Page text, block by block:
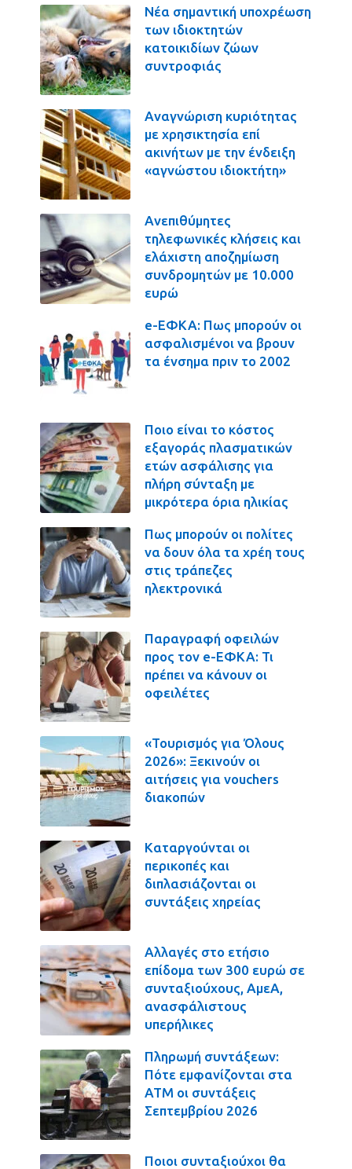
Νέα σημαντική υποχρέωση
των ιδιοκτητών
κατοικιδίων ζώων
συντροφιάς
Αναγνώριση κυριότητας
με χρησικτησία επί
ακινήτων με την ένδειξη
«αγνώστου ιδιοκτήτη»
Ανεπιθύμητες
τηλεφωνικές κλήσεις και
ελάχιστη αποζημίωση
συνδρομητών με 10.000
ευρώ
e-ΕΦΚΑ: Πως μπορούν οι
ασφαλισμένοι να βρουν
τα ένσημα πριν το 2002
Ποιο είναι το κόστος
εξαγοράς πλασματικών
ετών ασφάλισης για
πλήρη σύνταξη με
μικρότερα όρια ηλικίας
Πως μπορούν οι πολίτες
να δουν όλα τα χρέη τους
στις τράπεζες
ηλεκτρονικά
Παραγραφή οφειλών
προς τον e-ΕΦΚΑ: Τι
πρέπει να κάνουν οι
οφειλέτες
«Τουρισμός για Όλους
2026»: Ξεκινούν οι
αιτήσεις για vouchers
διακοπών
Καταργούνται οι
περικοπές και
διπλασιάζονται οι
συντάξεις χηρείας
Αλλαγές στο ετήσιο
επίδομα των 300 ευρώ σε
συνταξιούχους, ΑμεΑ,
ανασφάλιστους
υπερήλικες
Πληρωμή συντάξεων:
Πότε εμφανίζονται στα
ΑΤΜ οι συντάξεις
Σεπτεμβρίου 2026
Ποιοι συνταξιούχοι θα